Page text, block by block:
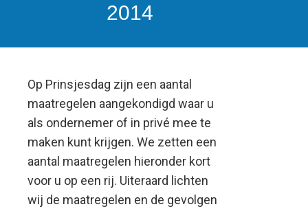
2014
Op Prinsjesdag zijn een aantal
maatregelen aangekondigd waar u
als ondernemer of in privé mee te
maken kunt krijgen. We zetten een
aantal maatregelen hieronder kort
voor u op een rij. Uiteraard lichten
wij de maatregelen en de gevolgen